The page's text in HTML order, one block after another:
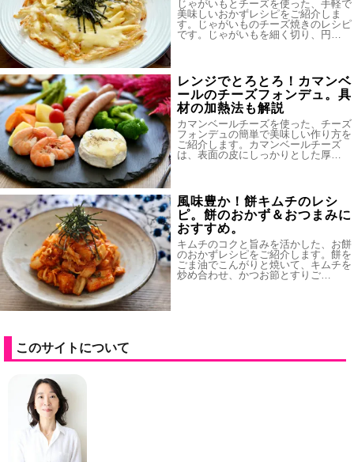
じゃがいもとチーズを使った、手軽で
美味しいおかずレシピをご紹介しま
す。じゃがいものチーズ焼きのレシピ
です。じゃがいもを細く切り、円…
レンジでとろとろ！カマンベ
ールのチーズフォンデュ。具
材の加熱法も解説
カマンベールチーズを使った、チーズ
フォンデュの簡単で美味しい作り方を
ご紹介します。カマンベールチーズ
は、表面の皮にしっかりとした厚…
風味豊か！餅キムチのレシ
ピ。餅のおかず＆おつまみに
おすすめ。
キムチのコクと旨みを活かした、お餅
のおかずレシピをご紹介します。餅を
ごま油でこんがりと焼いて、キムチを
炒め合わせ、かつお節とすりご…
このサイトについて